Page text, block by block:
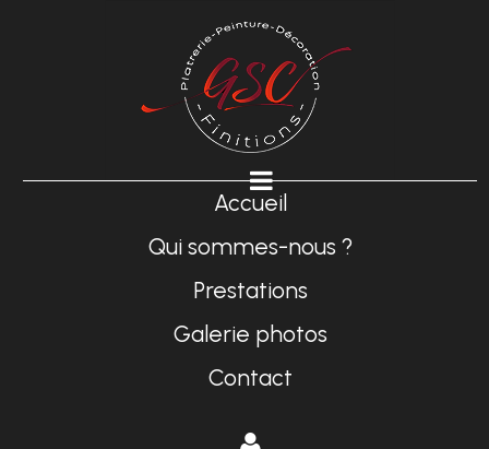
Accueil
Qui sommes-nous ?
Prestations
Galerie photos
Contact